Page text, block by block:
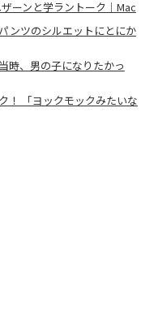
ーンと学ラントーク｜Mac
ンツのシルエットにとにか
時、男の子になりたかっ
！ 「ヨックモックみたいな